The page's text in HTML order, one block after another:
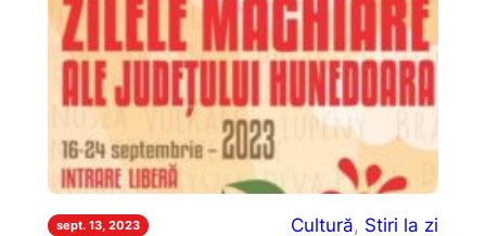
sept. 13, 2023 Cultură, Stiri la zi